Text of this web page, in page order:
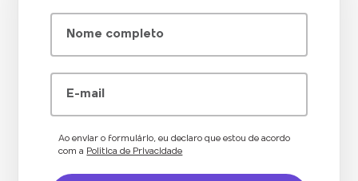
Nome completo
E-mail
Ao enviar o formulário, eu declaro que estou de acordo
com a Política de Privacidade